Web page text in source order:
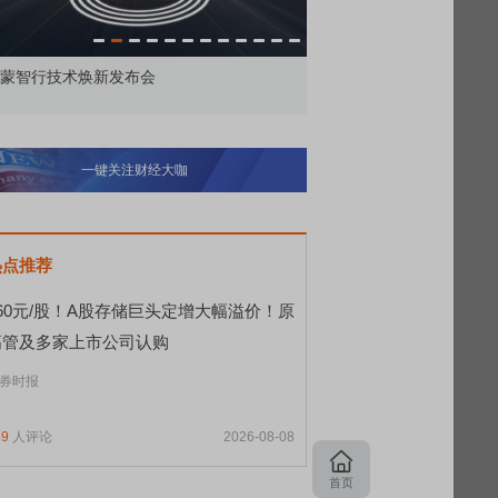
智行技术焕新发布会
一键关注财经大咖
推荐
元/股！A股存储巨头定增大幅溢价！原
及多家上市公司认购
时报
人评论 2026-08-08
首页